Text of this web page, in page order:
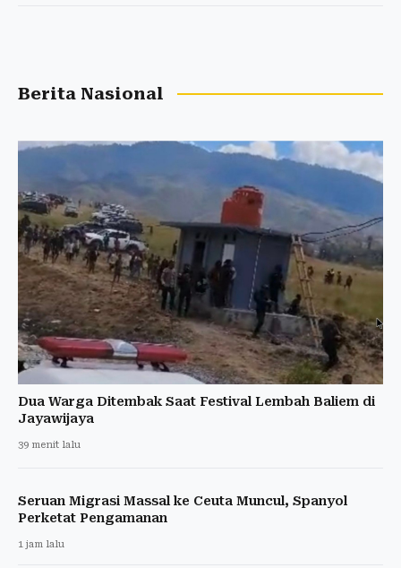
Berita Nasional
Dua Warga Ditembak Saat Festival Lembah Baliem di
Jayawijaya
39 menit lalu
Seruan Migrasi Massal ke Ceuta Muncul, Spanyol
Perketat Pengamanan
1 jam lalu